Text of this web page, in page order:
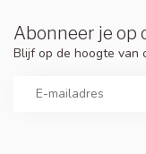
Abonneer je op
Blijf op de hoogte van